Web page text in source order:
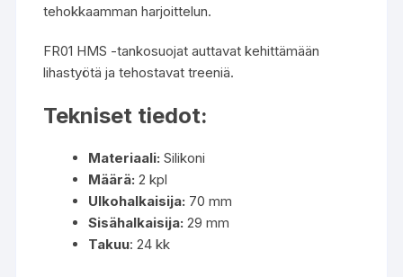
tehokkaamman harjoittelun.
FR01 HMS -tankosuojat auttavat kehittämään
lihastyötä ja tehostavat treeniä.
Tekniset tiedot:
Materiaali: Silikoni
Määrä: 2 kpl
Ulkohalkaisija: 70 mm
Sisähalkaisija: 29 mm
Takuu: 24 kk